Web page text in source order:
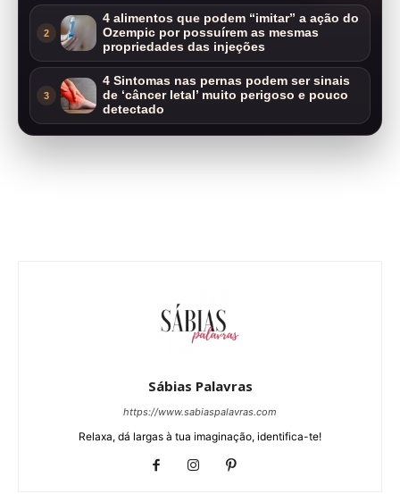
2
4 alimentos que podem “imitar” a ação do
Ozempic por possuírem as mesmas
propriedades das injeções
3
4 Sintomas nas pernas podem ser sinais
de ‘câncer letal’ muito perigoso e pouco
detectado
Sábias Palavras
https://www.sabiaspalavras.com
Relaxa, dá largas à tua imaginação, identifica-te!